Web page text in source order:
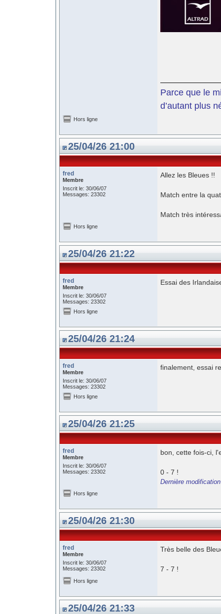
Parce que le
d’autant plus
Hors ligne
25/04/26 21:00
fred
Membre
Inscrit le: 30/06/07
Messages: 23302
Allez les Bleues !!
Match entre la
Match très
Hors ligne
25/04/26 21:22
fred
Membre
Inscrit le: 30/06/07
Messages: 23302
Essai des
Hors ligne
25/04/26 21:24
fred
Membre
Inscrit le: 30/06/07
Messages: 23302
finalement, essai
Hors ligne
25/04/26 21:25
fred
Membre
Inscrit le: 30/06/07
Messages: 23302
bon, cette fois-ci,
0 - 7 !
Dernière
Hors ligne
25/04/26 21:30
fred
Membre
Inscrit le: 30/06/07
Messages: 23302
Très belle des
7 - 7 !
Hors ligne
25/04/26 21:33